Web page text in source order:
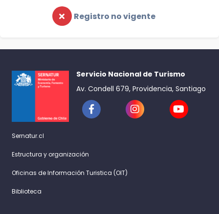
Registro no vigente
Servicio Nacional de Turismo
Av. Condell 679, Providencia, Santiago
Sernatur.cl
Estructura y organización
Oficinas de Información Turistica (OIT)
Biblioteca